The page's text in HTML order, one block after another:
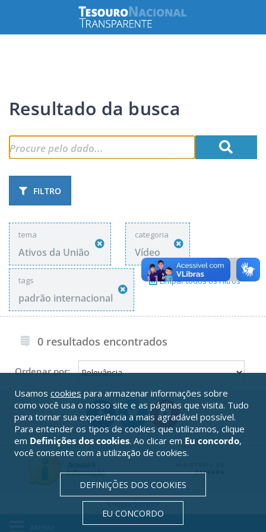
Resultado da busca
FILTRO
tema
Ativos da União
categoria
Vídeo
tags
padrão internacional
Limpar todos os Filtros
0 resultados encontrados
Ordenar por:
SoluçãoSerpro
Usamos cookies para armazenar informações sobre
como você usa o nosso site e as páginas que visita. Tudo
para tornar sua experiência a mais agradável possível.
Para entender os tipos de cookies que utilizamos, clique
em Definições dos cookies. Ao clicar em Eu concordo,
você consente com a utilização de cookies.
DEFINIÇÕES DOS COOKIES
EU CONCORDO